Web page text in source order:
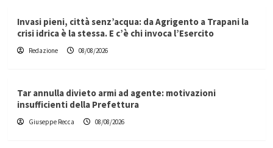
Invasi pieni, città senz’acqua: da Agrigento a Trapani la
crisi idrica è la stessa. E c’è chi invoca l’Esercito
Redazione 08/08/2026
Tar annulla divieto armi ad agente: motivazioni
insufficienti della Prefettura
Giuseppe Recca 08/08/2026